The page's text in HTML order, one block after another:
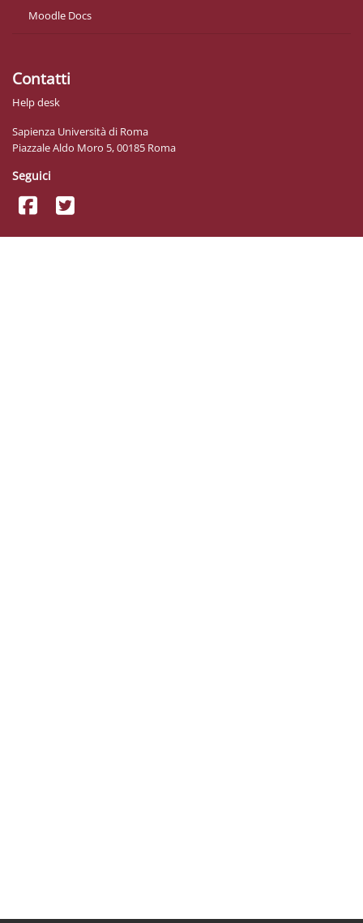
Moodle Docs
Contatti
Help desk
Sapienza Università di Roma
Piazzale Aldo Moro 5, 00185 Roma
Seguici